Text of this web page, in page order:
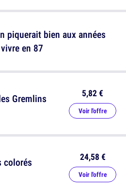
piquerait bien aux années
en 87
Gremlins 5,82 €
Voir l'offre
colorés 24,58 €
Voir l'offre